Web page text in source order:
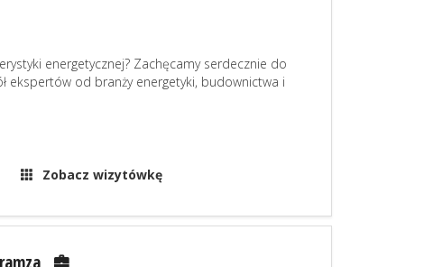
energetycznej? Zachęcamy serdecznie do
ekspertów od branży energetyki, budownictwa i
Zobacz wizytówkę